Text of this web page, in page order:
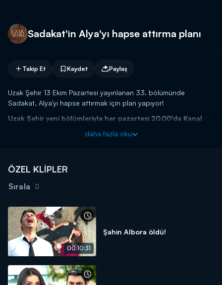
Sadakat'in Alya'yı hapse attırma planı
Takip Et Kaydet Paylaş
Uzak Şehir 13 Ekim Pazartesi yayınlanan 33. bölümünde
Sadakat, Alya'yı hapse attırmak için plan yapıyor!
Uzak Şehir yeni bölümleriyle her pazartesi 20.00'da Kanal
daha fazla oku
ÖZEL KLİPLER
Sırala
00:10:31
Şahin Albora öldü!